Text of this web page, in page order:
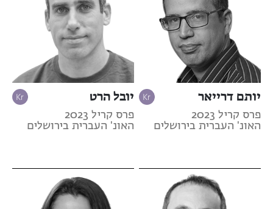
יותם דרייאר
פרס קריל 2023
האונ' העברית בירושלים
יובל הרט
פרס קריל 2023
האונ' העברית בירושלים